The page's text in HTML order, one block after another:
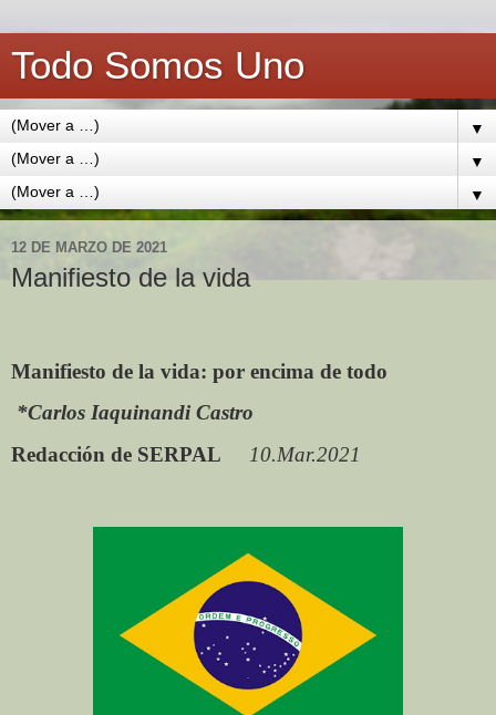
Todo Somos Uno
▼
▼
▼
12 DE MARZO DE 2021
Manifiesto de la vida
Manifiesto de la vida: por encima de todo
*Carlos IaquinandiCastro
Redacción de SERPAL
10.Mar.2021